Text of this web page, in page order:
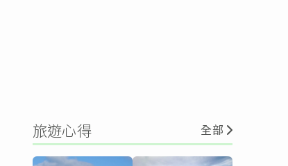
旅遊心得 全部